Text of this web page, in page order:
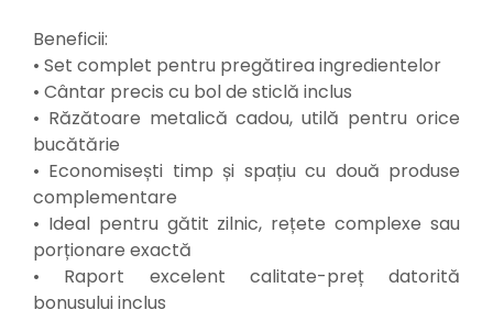
Clești
Dălți pentru Lemn
Menghine
Scule pentru Gresie și Sticlă
Scule pentru grădină
Suflantă frunze
Suporturi laptop
Tirbușoane și deschizătoare de
sticle
Trafalet
Beneficii:
• Set complet pentru pregătirea ingredientelor
• Cântar precis cu bol de sticlă inclus
• Răzătoare metalică cadou, utilă pentru orice
bucătărie
• Economisești timp și spațiu cu două produse
complementare
• Ideal pentru gătit zilnic, rețete complexe sau
porționare exactă
• Raport excelent calitate-preț datorită
bonusului inclus